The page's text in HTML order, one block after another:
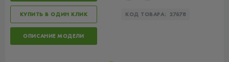
КУПИТЬ В ОДИН КЛИК КОД ТОВАРА: 27678
ОПИСАНИЕ МОДЕЛИ